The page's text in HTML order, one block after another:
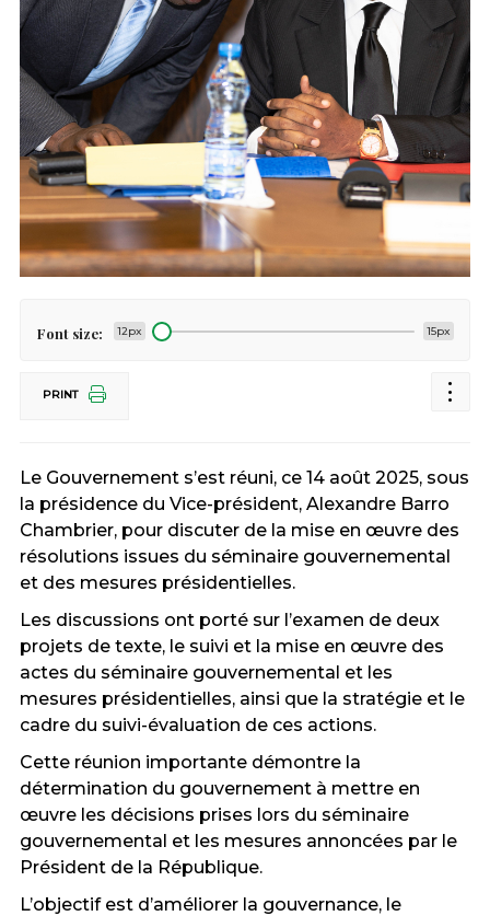
Font size: 12px 15px
PRINT
Le Gouvernement s’est réuni, ce 14 août 2025, sous
la présidence du Vice-président, Alexandre Barro
Chambrier, pour discuter de la mise en œuvre des
résolutions issues du séminaire gouvernemental
et des mesures présidentielles.
Les discussions ont porté sur l’examen de deux
projets de texte, le suivi et la mise en œuvre des
actes du séminaire gouvernemental et les
mesures présidentielles, ainsi que la stratégie et le
cadre du suivi-évaluation de ces actions.
Cette réunion importante démontre la
détermination du gouvernement à mettre en
œuvre les décisions prises lors du séminaire
gouvernemental et les mesures annoncées par le
Président de la République.
L’objectif est d’améliorer la gouvernance, le